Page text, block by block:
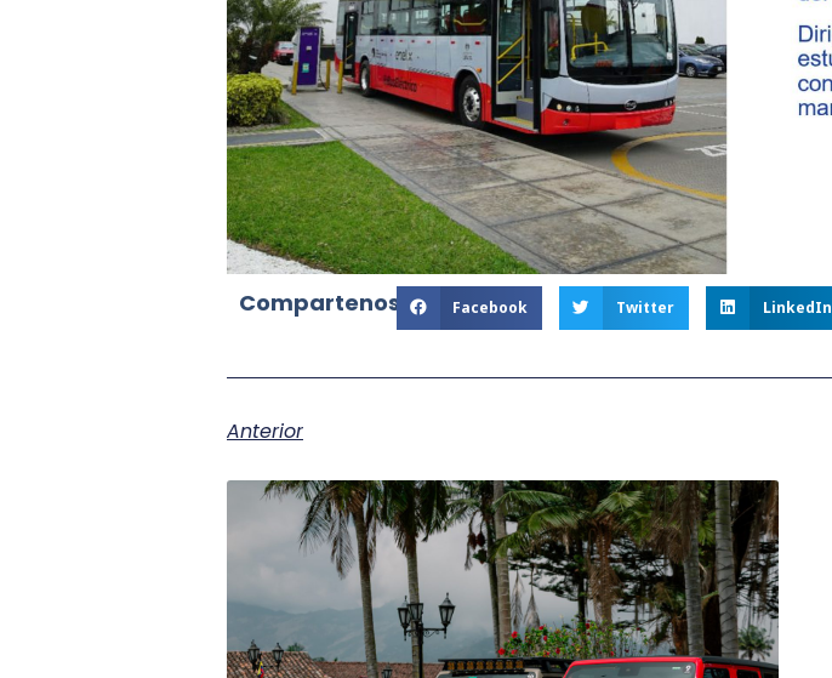
Compartenos: Facebook Twitter LinkedIn
Anterior